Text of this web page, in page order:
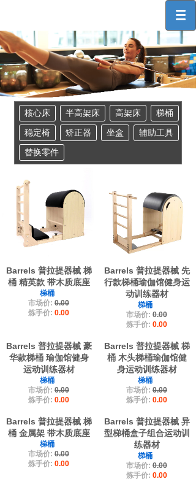
核心床 半高架床 高架床
梯桶
稳定椅
矫正器 坐盒
辅助工具
替换零件
Barrels 普拉提器械 梯
桶 精英款 带木质底座
梯桶
市场价: 0.00
炼手价: 0.00
Barrels 普拉提器械 先
行款梯桶瑜伽馆健身运
动训练器材
梯桶
市场价: 0.00
炼手价: 0.00
Barrels 普拉提器械 豪
华款梯桶 瑜伽馆健身
运动训练器材
梯桶
市场价: 0.00
炼手价: 0.00
Barrels 普拉提器械 梯
桶 木头梯桶瑜伽馆健
身运动训练器材
梯桶
市场价: 0.00
炼手价: 0.00
Barrels 普拉提器械 梯
桶 金属架 带木质底座
梯桶
市场价: 0.00
炼手价: 0.00
Barrels 普拉提器械 异
型梯桶盒子组合运动训
练器材
梯桶
市场价: 0.00
炼手价: 0.00